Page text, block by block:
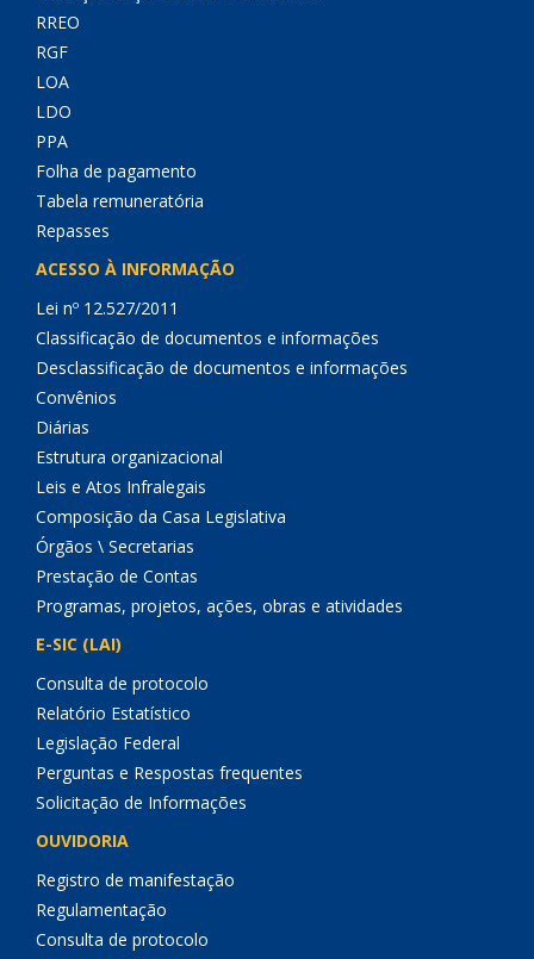
RREO
RGF
LOA
LDO
PPA
Folha de pagamento
Tabela remuneratória
Repasses
ACESSO À INFORMAÇÃO
Lei nº 12.527/2011
Classificação de documentos e informações
Desclassificação de documentos e informações
Convênios
Diárias
Estrutura organizacional
Leis e Atos Infralegais
Composição da Casa Legislativa
Órgãos \ Secretarias
Prestação de Contas
Programas, projetos, ações, obras e atividades
E-SIC (LAI)
Consulta de protocolo
Relatório Estatístico
Legislação Federal
Perguntas e Respostas frequentes
Solicitação de Informações
OUVIDORIA
Registro de manifestação
Regulamentação
Consulta de protocolo